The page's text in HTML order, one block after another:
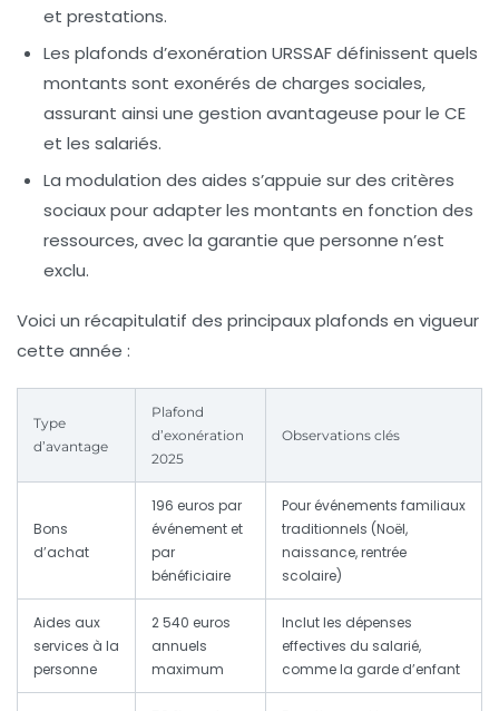
et prestations.
Les plafonds d’exonération URSSAFdéfinissent quels
montants sont exonérés de charges sociales,
assurant ainsi une gestion avantageuse pour le CE
et les salariés.
La modulation des aides s’appuie sur des critères
sociaux pour adapter les montants en fonction des
ressources, avec la garantie que personne n’est
exclu.
Voici un récapitulatif des principaux plafonds en vigueur
cette année :
Type
d’avantage
Plafond
d’exonération
2025
Observations clés
Bons
d’achat
196 euros par
événement et
par
bénéficiaire
Pour événements familiaux
traditionnels (Noël,
naissance, rentrée
scolaire)
Aides aux
services à la
personne
2 540 euros
annuels
maximum
Inclut les dépenses
effectives du salarié,
comme la garde d’enfant